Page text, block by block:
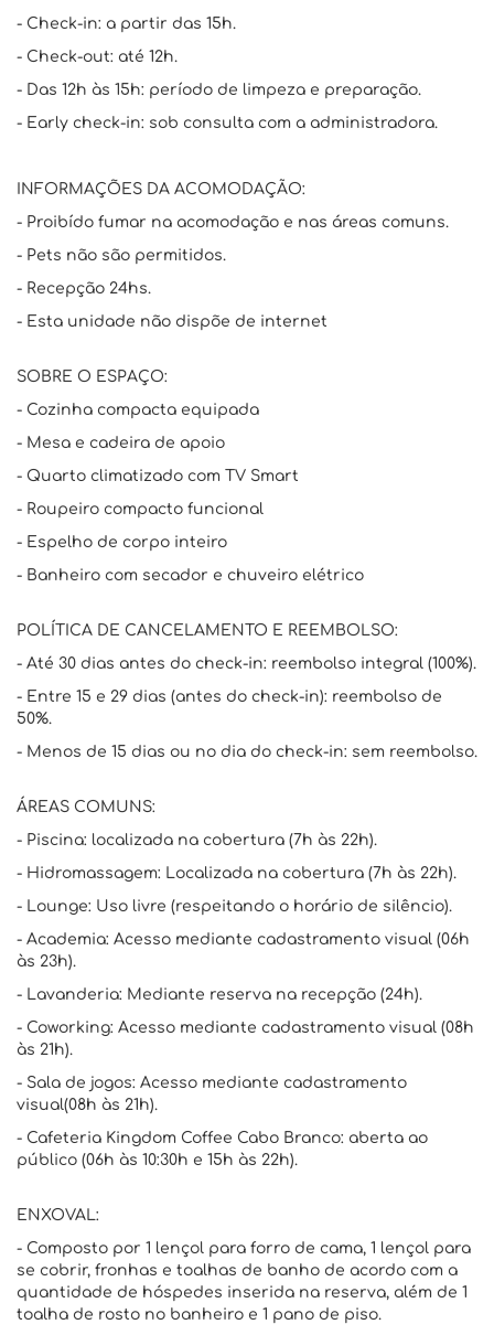
- Check-in: a partir das 15h.
- Check-out: até 12h.
- Das 12h às 15h: período de limpeza e preparação.
- Early check-in: sob consulta com a administradora.
INFORMAÇÕES DA ACOMODAÇÃO:
- Proibído fumar na acomodação e nas áreas comuns.
- Pets não são permitidos.
- Recepção 24hs.
- Esta unidade não dispõe de internet
SOBRE O ESPAÇO:
- Cozinha compacta equipada
- Mesa e cadeira de apoio
- Quarto climatizado com TV Smart
- Roupeiro compacto funcional
- Espelho de corpo inteiro
- Banheiro com secador e chuveiro elétrico
POLÍTICA DE CANCELAMENTO E REEMBOLSO:
- Até 30 dias antes do check-in: reembolso integral (100%).
- Entre 15 e 29 dias (antes do check-in): reembolso de
50%.
- Menos de 15 dias ou no dia do check-in: sem reembolso.
ÁREAS COMUNS:
- Piscina: localizada na cobertura (7h às 22h).
- Hidromassagem: Localizada na cobertura (7h às 22h).
- Lounge: Uso livre (respeitando o horário de silêncio).
- Academia: Acesso mediante cadastramento visual (06h
às 23h).
- Lavanderia: Mediante reserva na recepção (24h).
- Coworking: Acesso mediante cadastramento visual (08h
às 21h).
- Sala de jogos: Acesso mediante cadastramento
visual(08h às 21h).
- Cafeteria Kingdom Coffee Cabo Branco: aberta ao
público (06h às 10:30h e 15h às 22h).
ENXOVAL:
- Composto por 1 lençol para forro de cama, 1 lençol para
se cobrir, fronhas e toalhas de banho de acordo com a
quantidade de hóspedes inserida na reserva, além de 1
toalha de rosto no banheiro e 1 pano de piso.